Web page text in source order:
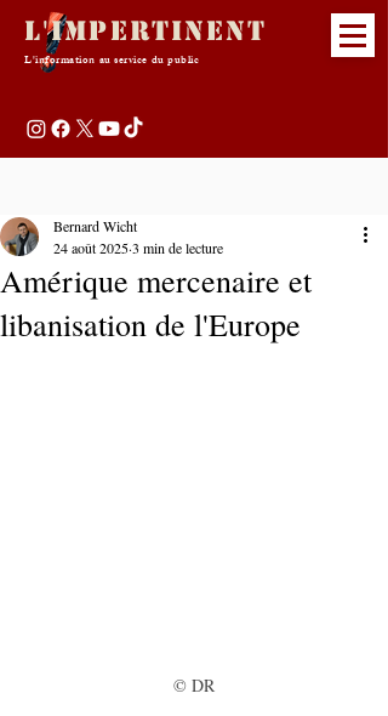
L'Impertinent
L'information au service du public
Amérique mercenaire et
libanisation de l'Europe
Bernard Wicht
24 août 20253 min de lecture
© DR